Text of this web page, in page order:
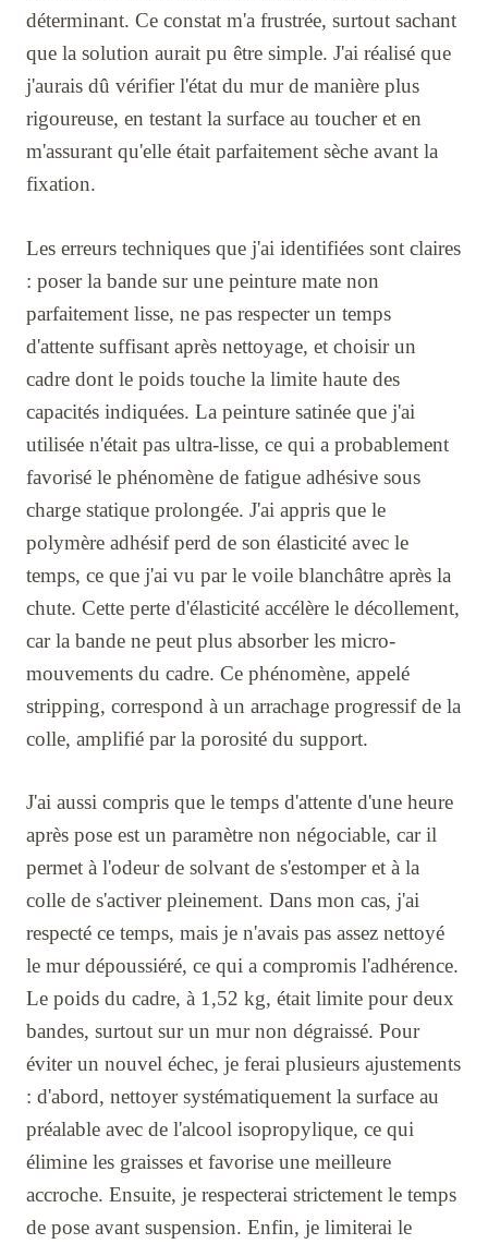
déterminant. Ce constat m'a frustrée, surtout sachant
que la solution aurait pu être simple. J'ai réalisé que
j'aurais dû vérifier l'état du mur de manière plus
rigoureuse, en testant la surface au toucher et en
m'assurant qu'elle était parfaitement sèche avant la
fixation.
Les erreurs techniques que j'ai identifiées sont claires
: poser la bande sur une peinture mate non
parfaitement lisse, ne pas respecter un temps
d'attente suffisant après nettoyage, et choisir un
cadre dont le poids touche la limite haute des
capacités indiquées. La peinture satinée que j'ai
utilisée n'était pas ultra-lisse, ce qui a probablement
favorisé le phénomène de fatigue adhésive sous
charge statique prolongée. J'ai appris que le
polymère adhésif perd de son élasticité avec le
temps, ce que j'ai vu par le voile blanchâtre après la
chute. Cette perte d'élasticité accélère le décollement,
car la bande ne peut plus absorber les micro-
mouvements du cadre. Ce phénomène, appelé
stripping, correspond à un arrachage progressif de la
colle, amplifié par la porosité du support.
J'ai aussi compris que le temps d'attente d'une heure
après pose est un paramètre non négociable, car il
permet à l'odeur de solvant de s'estomper et à la
colle de s'activer pleinement. Dans mon cas, j'ai
respecté ce temps, mais je n'avais pas assez nettoyé
le mur dépoussiéré, ce qui a compromis l'adhérence.
Le poids du cadre, à 1,52 kg, était limite pour deux
bandes, surtout sur un mur non dégraissé. Pour
éviter un nouvel échec, je ferai plusieurs ajustements
: d'abord, nettoyer systématiquement la surface au
préalable avec de l'alcool isopropylique, ce qui
élimine les graisses et favorise une meilleure
accroche. Ensuite, je respecterai strictement le temps
de pose avant suspension. Enfin, je limiterai le